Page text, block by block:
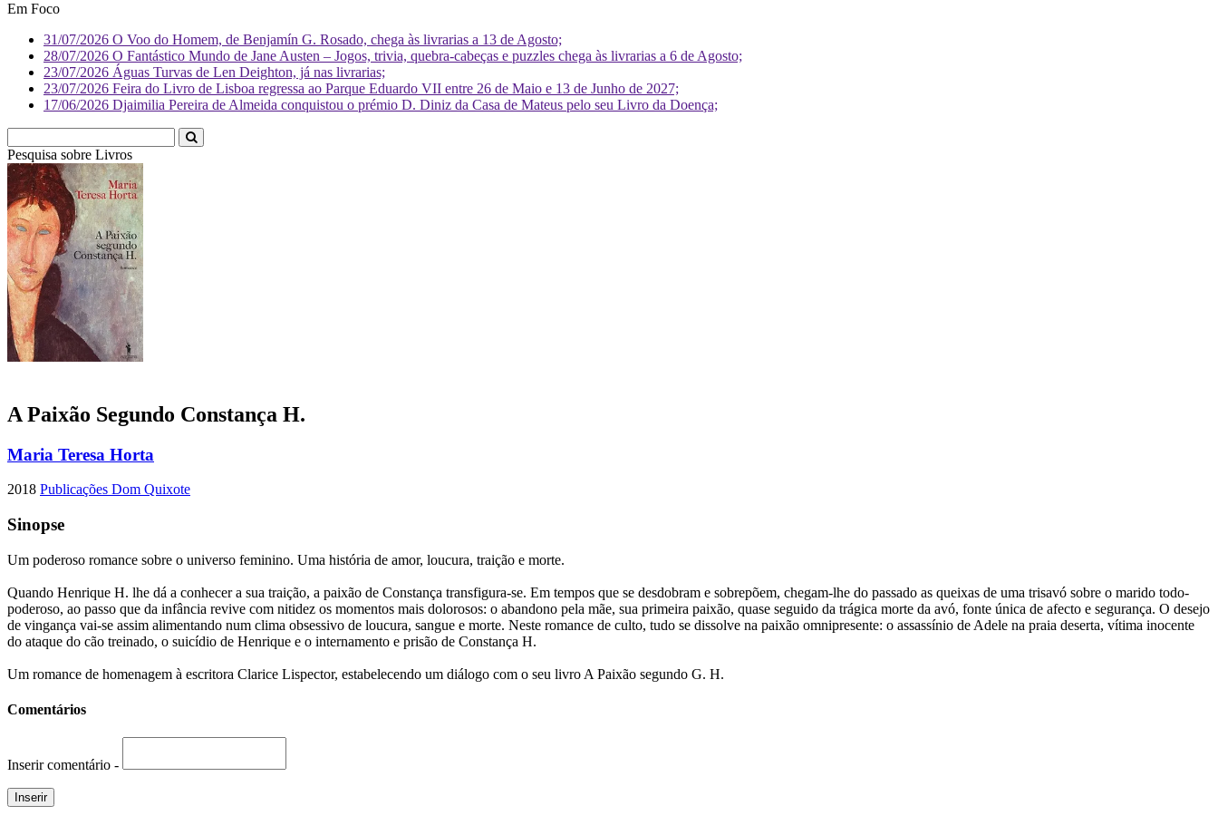
Em Foco
31/07/2026 O Voo do Homem, de Benjamín G. Rosado, chega às livrarias a 13 de Agosto;
28/07/2026 O Fantástico Mundo de Jane Austen – Jogos, trivia, quebra-cabeças e puzzles chega às livrarias a 6 de Agosto;
23/07/2026 Águas Turvas de Len Deighton, já nas livrarias;
23/07/2026 Feira do Livro de Lisboa regressa ao Parque Eduardo VII entre 26 de Maio e 13 de Junho de 2027;
17/06/2026 Djaimilia Pereira de Almeida conquistou o prémio D. Diniz da Casa de Mateus pelo seu Livro da Doença;
Pesquisa sobre Livr
A Paixão Segundo Constança H.
Maria Teresa Horta
2018 Publicações Dom Quixote
Sinopse
Um poderoso romance sobre o universo feminino. Uma história de amor, loucura, traição e morte.
Quando Henrique H. lhe dá a conhecer a sua traição, a paixão de Constança transfigura-se. Em tempos que se desdobram e sobrepõem, chegam-lhe do passado as queixas de uma trisavó sobre o marido todo-
poderoso, ao passo que da infância revive com nitidez os momentos mais dolorosos: o abandono pela mãe, sua primeira paixão, quase seguido da trágica morte da avó, fonte única de afecto e segurança. O desejo
de vingança vai-se assim alimentando num clima obsessivo de loucura, sangue e morte. Neste romance de culto, tudo se dissolve na paixão omnipresente: o assassínio de Adele na praia deserta, vítima inocente
do ataque do cão treinado, o suicídio de Henrique e o internamento e prisão de Constança H.
Um romance de homenagem à escritora Clarice Lispector, estabelecendo um diálogo com o seu livro A Paixão segundo G. H.
Comentários
Inserir comentário -